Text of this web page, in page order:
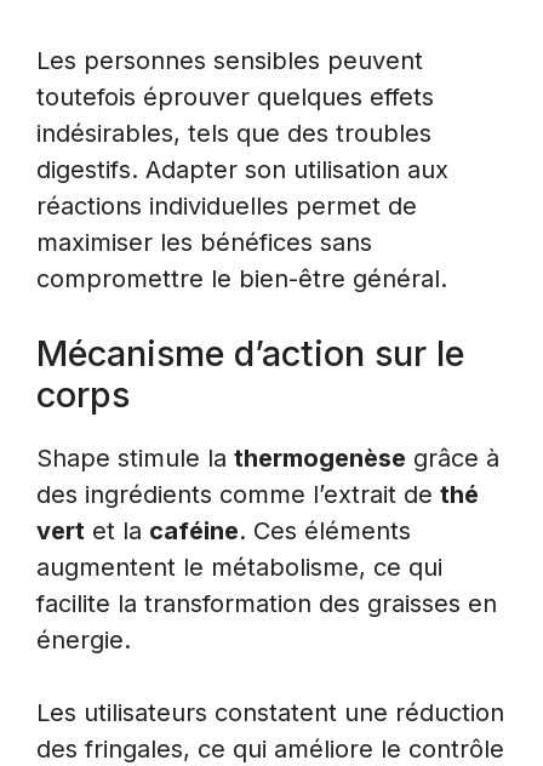
Les personnes sensibles peuvent
toutefois éprouver quelques effets
indésirables, tels que des troubles
digestifs. Adapter son utilisation aux
réactions individuelles permet de
maximiser les bénéfices sans
compromettre le bien-être général.
Mécanisme d’action sur le
corps
Shape stimule la thermogenèse grâce à
des ingrédients comme l’extrait de thé
vert et la caféine. Ces éléments
augmentent le métabolisme, ce qui
facilite la transformation des graisses en
énergie.
Les utilisateurs constatent une réduction
des fringales, ce qui améliore le contrôle